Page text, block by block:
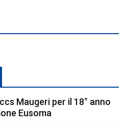
Maugeri per il 18° anno
Eusoma